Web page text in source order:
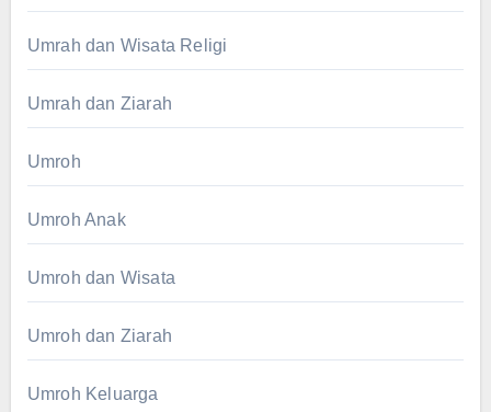
Umrah dan Wisata Religi
Umrah dan Ziarah
Umroh
Umroh Anak
Umroh dan Wisata
Umroh dan Ziarah
Umroh Keluarga